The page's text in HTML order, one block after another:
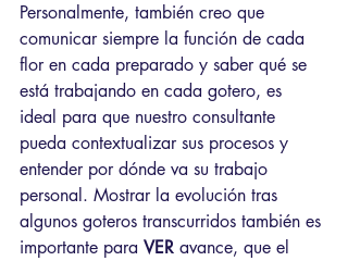
Personalmente, también creo que
comunicar siempre la función de cada
flor en cada preparado y saber qué se
está trabajando en cada gotero, es
ideal para que nuestro consultante
pueda contextualizar sus procesos y
entender por dónde va su trabajo
personal. Mostrar la evolución tras
algunos goteros transcurridos también es
importante para VER avance, que el